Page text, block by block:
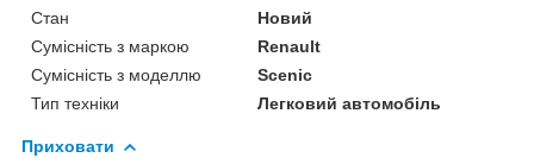
Стан
Новий
Сумісність з маркою
Renault
Сумісність з моделлю
Scenic
Тип техніки
Легковий автомобіль
Приховати